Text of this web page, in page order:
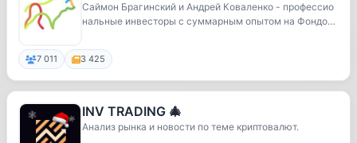
Саймон Брагинский и Андрей Коваленко - профессио
нальные инвесторы с суммарным опытом на Фондово
7 011 3 425
INV TRADING 🎄
Анализ рынка и новости по теме криптовалют.